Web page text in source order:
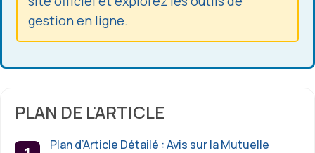
gestion en ligne.
PLAN DE L'ARTICLE
Plan d’Article Détailé : Avis sur la Mutuelle